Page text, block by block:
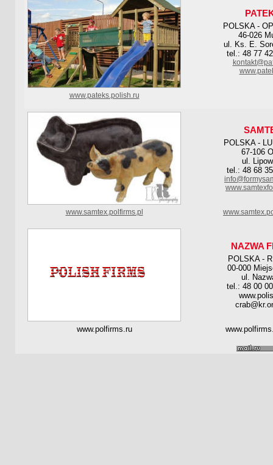
POLSKA -
46-026
ul. Ks. E.
tel.: 48 77
www.pateks.polish.ru
POLSKA -
67-106
ul.
tel.: 48 68
www.samtex.polfirms.pl
NAZWA
POLSKA -
00-000
ul.
tel.: 48 00
www.polfirms.ru